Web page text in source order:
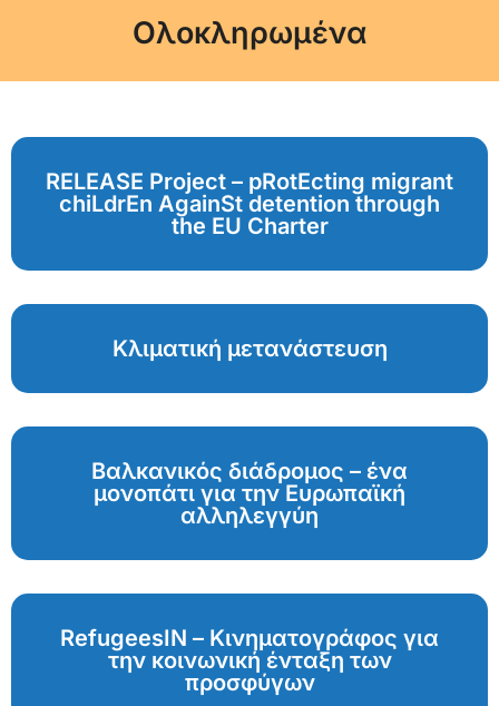
Ολοκληρωμένα
RELEASE Project – pRotEcting migrant
chiLdrEn AgainSt detention through
the EU Charter
Κλιματική μετανάστευση
Βαλκανικός διάδρομος – ένα
μονοπάτι για την Ευρωπαϊκή
αλληλεγγύη
RefugeesIN – Κινηματογράφος για
την κοινωνική ένταξη των
προσφύγων